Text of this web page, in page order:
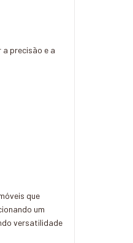
precisão e a
que
um
versatilidade